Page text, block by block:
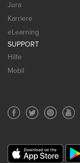
Jura
Karriere
eLearning
SUPPORT
Hilfe
Mobil